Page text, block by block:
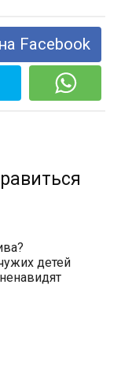
Facebook
детей